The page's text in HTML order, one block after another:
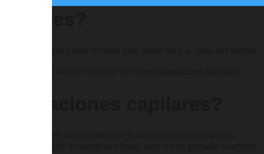
de los métodos más eficaces para poner fin a la caída del cabello.
bien combinando su efecto con otros
directamente en el cuero cabelludo en la zona
aplicación de anestésico local, bien sea en pomada o aerosol.